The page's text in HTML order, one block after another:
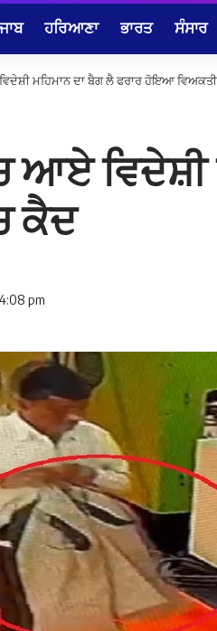
ਹਰਿਆਣਾ ਭਾਰਤ ਸੰਸਾਰ
ਮਹਿਮਾਨ ਦਾ ਬੈਗ ਲੈ ਫਰਾਰ ਹੋਇਆ ਵਿਅਕਤੀ,
ਆਏ
ਕੈਦ
pm